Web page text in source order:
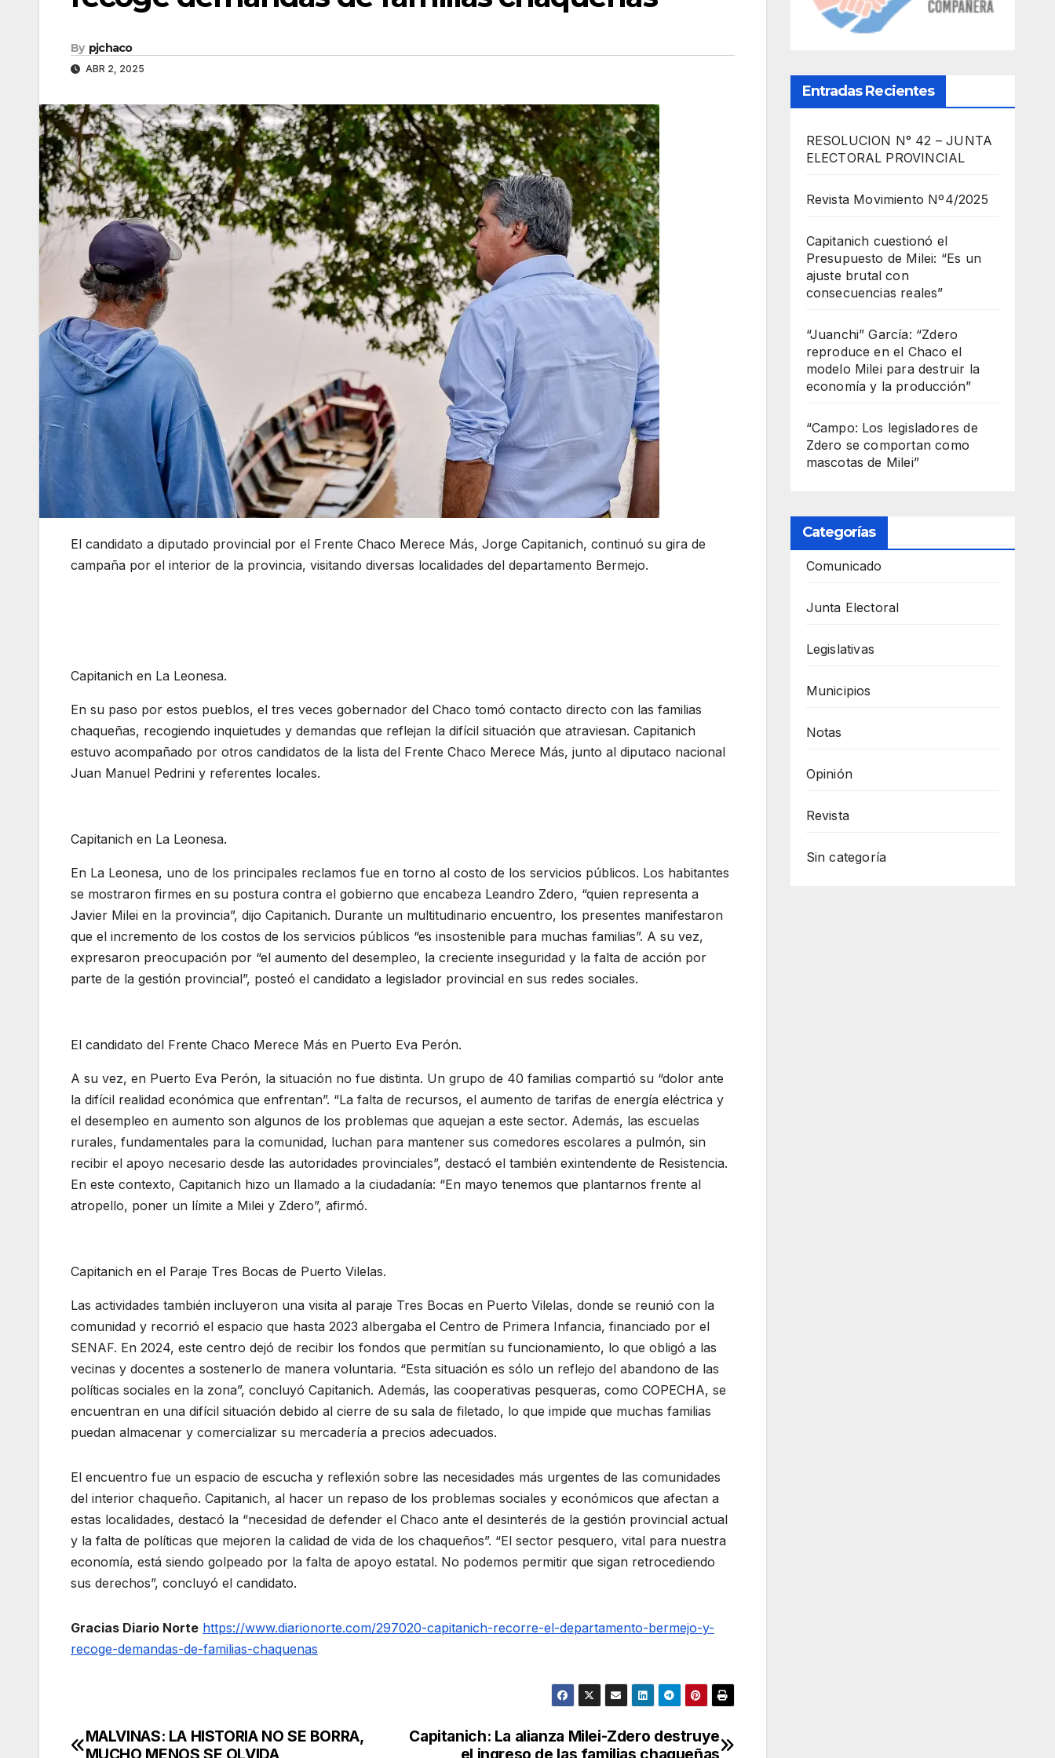
By pjchaco
ABR 2, 2025
El candidato a diputado provincial por el Frente Chaco Merece Más, Jorge Capitanich, continuó su gira de
campaña por el interior de la provincia, visitando diversas localidades del departamento Bermejo.
Capitanich en La Leonesa.
En su paso por estos pueblos, el tres veces gobernador del Chaco tomó contacto directo con las familias
chaqueñas, recogiendo inquietudes y demandas que reflejan la difícil situación que atraviesan. Capitanich
estuvo acompañado por otros candidatos de la lista del Frente Chaco Merece Más, junto al diputaco nacional
Juan Manuel Pedrini y referentes locales.
Capitanich en La Leonesa.
En La Leonesa, uno de los principales reclamos fue en torno al costo de los servicios públicos. Los habitantes
se mostraron firmes en su postura contra el gobierno que encabeza Leandro Zdero, “quien representa a
Javier Milei en la provincia”, dijo Capitanich. Durante un multitudinario encuentro, los presentes manifestaron
que el incremento de los costos de los servicios públicos “es insostenible para muchas familias”. A su vez,
expresaron preocupación por “el aumento del desempleo, la creciente inseguridad y la falta de acción por
parte de la gestión provincial”, posteó el candidato a legislador provincial en sus redes sociales.
El candidato del Frente Chaco Merece Más en Puerto Eva Perón.
A su vez, en Puerto Eva Perón, la situación no fue distinta. Un grupo de 40 familias compartió su “dolor ante
la difícil realidad económica que enfrentan”. “La falta de recursos, el aumento de tarifas de energía eléctrica y
el desempleo en aumento son algunos de los problemas que aquejan a este sector. Además, las escuelas
rurales, fundamentales para la comunidad, luchan para mantener sus comedores escolares a pulmón, sin
recibir el apoyo necesario desde las autoridades provinciales”, destacó el también exintendente de Resistencia.
En este contexto, Capitanich hizo un llamado a la ciudadanía: “En mayo tenemos que plantarnos frente al
atropello, poner un límite a Milei y Zdero”, afirmó.
Capitanich en el Paraje Tres Bocas de Puerto Vilelas.
Las actividades también incluyeron una visita al paraje Tres Bocas en Puerto Vilelas, donde se reunió con la
comunidad y recorrió el espacio que hasta 2023 albergaba el Centro de Primera Infancia, financiado por el
SENAF. En 2024, este centro dejó de recibir los fondos que permitían su funcionamiento, lo que obligó a las
vecinas y docentes a sostenerlo de manera voluntaria. “Esta situación es sólo un reflejo del abandono de las
políticas sociales en la zona”, concluyó Capitanich. Además, las cooperativas pesqueras, como COPECHA, se
encuentran en una difícil situación debido al cierre de su sala de filetado, lo que impide que muchas familias
puedan almacenar y comercializar su mercadería a precios adecuados.
El encuentro fue un espacio de escucha y reflexión sobre las necesidades más urgentes de las comunidades
del interior chaqueño. Capitanich, al hacer un repaso de los problemas sociales y económicos que afectan a
estas localidades, destacó la “necesidad de defender el Chaco ante el desinterés de la gestión provincial actual
y la falta de políticas que mejoren la calidad de vida de los chaqueños”. “El sector pesquero, vital para nuestra
economía, está siendo golpeado por la falta de apoyo estatal. No podemos permitir que sigan retrocediendo
sus derechos”, concluyó el candidato.
Gracias Diario Norte https://www.diarionorte.com/297020-capitanich-recorre-el-departamento-bermejo-y-
recoge-demandas-de-familias-chaquenas
Navegación
Capitanich: La alianza Milei-Zdero destruye
MALVINAS: LA HISTORIA NO SE BORRA,
Entradas Recientes
RESOLUCION N° 42 – JUNTA
ELECTORAL PROVINCIAL
Revista Movimiento Nº4/2025
Capitanich cuestionó el
Presupuesto de Milei: “Es un
ajuste brutal con
consecuencias reales”
“Juanchi” García: “Zdero
reproduce en el Chaco el
modelo Milei para destruir la
economía y la producción”
“Campo: Los legisladores de
Zdero se comportan como
mascotas de Milei”
Categorías
Comunicado
Junta Electoral
Legislativas
Municipios
Notas
Opinión
Revista
Sin categoría